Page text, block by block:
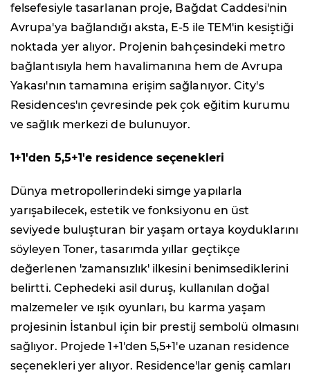
felsefesiyle tasarlanan proje, Bağdat Caddesi'nin
Avrupa'ya bağlandığı aksta, E-5 ile TEM'in kesiştiği
noktada yer alıyor. Projenin bahçesindeki metro
bağlantısıyla hem havalimanına hem de Avrupa
Yakası'nın tamamına erişim sağlanıyor. City's
Residences'ın çevresinde pek çok eğitim kurumu
ve sağlık merkezi de bulunuyor.
1+1'den 5,5+1'e residence seçenekleri
Dünya metropollerindeki simge yapılarla
yarışabilecek, estetik ve fonksiyonu en üst
seviyede buluşturan bir yaşam ortaya koyduklarını
söyleyen Toner, tasarımda yıllar geçtikçe
değerlenen 'zamansızlık' ilkesini benimsediklerini
belirtti. Cephedeki asil duruş, kullanılan doğal
malzemeler ve ışık oyunları, bu karma yaşam
projesinin İstanbul için bir prestij sembolü olmasını
sağlıyor. Projede 1+1'den 5,5+1'e uzanan residence
seçenekleri yer alıyor. Residence'lar geniş camları